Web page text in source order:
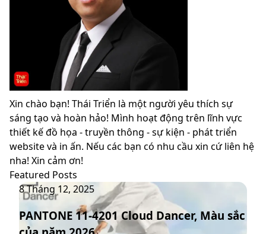
Xin chào bạn! Thái Triển là một người yêu thích sự
sáng tạo và hoàn hảo! Mình hoạt động trên lĩnh vực
thiết kế đồ họa - truyền thông - sự kiện - phát triển
website và in ấn. Nếu các bạn có nhu cầu xin cứ liên hệ
nha! Xin cảm ơn!
Featured Posts
PANTONE
11-
4201
Cloud
8 Tháng 12, 2025
PANTONE 11-4201 Cloud Dancer, Màu sắc